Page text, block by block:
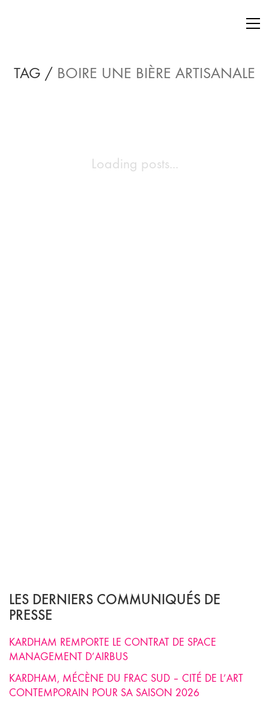
TAG / BOIRE UNE BIÈRE ARTISANALE
Loading posts...
LES DERNIERS COMMUNIQUÉS DE
PRESSE
KARDHAM REMPORTE LE CONTRAT DE SPACE
MANAGEMENT D’AIRBUS
KARDHAM, MÉCÈNE DU FRAC SUD – CITÉ DE L’ART
CONTEMPORAIN POUR SA SAISON 2026